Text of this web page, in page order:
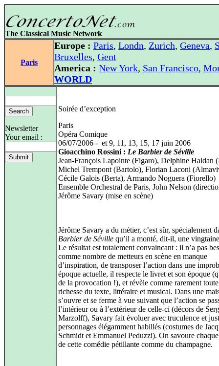
The Classical Music Network
Paris
Europe : Paris, Londn, Zurich, Geneva,
Bruxelles, Gent
America : New York, San Francisco,
WORLD
Newsletter
Your email :
Soirée d’exception
Paris
Opéra Comique
06/07/2006 - et 9, 11, 13, 15, 17 juin 2006
Gioacchino Rossini : Le Barbier de Séville
Jean-François Lapointe (Figaro), Delphine Haidan
Michel Trempont (Bartolo), Florian Laconi
Cécile Galois (Berta), Armando Noguera (Fiorello)
Ensemble Orchestral de Paris, John Nelson
Jérôme Savary (mise en scène)
Jérôme Savary a du métier, c’est sûr, spécialement
Barbier de Séville qu’il a monté, dit-il, une
Le résultat est totalement convaincant : il n’a pas
comme nombre de metteurs en scène en manque
d’inspiration, de transposer l’action dans une
époque actuelle, il respecte le livret et son époque
de la provocation !), et révèle comme rarement
richesse du texte, littéraire et musical. Dans une
s’ouvre et se ferme à vue suivant que l’action se
l’intérieur ou à l’extérieur de celle-ci (décors de
Marzolff), Savary fait évoluer avec truculence et
personnages élégamment habillés (costumes de
Schmidt et Emmanuel Peduzzi). On savoure
de cette comédie pétillante comme du champagne.